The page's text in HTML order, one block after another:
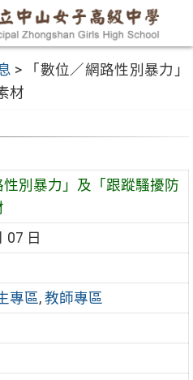
>
「數位／網路性別暴力」
材
性別暴力」及「跟蹤騷擾防
07 日
專區, 教師專區